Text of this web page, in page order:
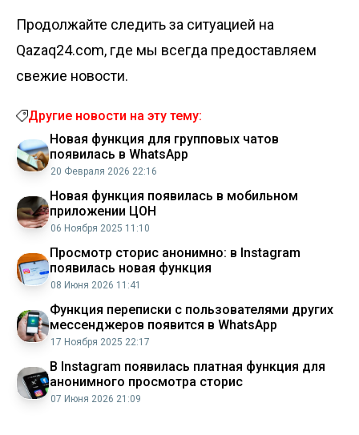
Продолжайте следить за ситуацией на
Qazaq24.com, где мы всегда предоставляем
свежие новости.
Другие новости на эту тему:
Новая функция для групповых чатов
появилась в WhatsApp
20 Февраля 2026 22:16
Новая функция появилась в мобильном
приложении ЦОН
06 Ноября 2025 11:10
Просмотр сторис анонимно: в Instagram
появилась новая функция
08 Июня 2026 11:41
Функция переписки с пользователями других
мессенджеров появится в WhatsApp
17 Ноября 2025 22:17
В Instagram появилась платная функция для
анонимного просмотра сторис
07 Июня 2026 21:09